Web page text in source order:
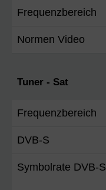
Frequenzbereich
Normen Video
Tuner - Sat
Frequenzbereich
DVB-S
Symbolrate DVB-S